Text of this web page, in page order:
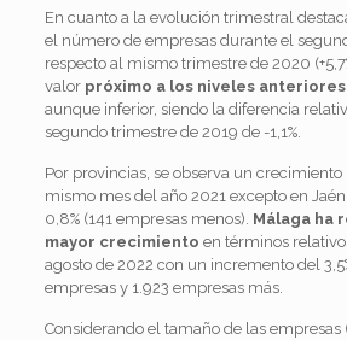
En cuanto a la evolución trimestral
el número de empresas durante el
respecto al mismo trimestre de 2020
valor próximo a los niveles anteriores
aunque inferior, siendo la diferencia
segundo trimestre de 2019 de -1,1%.
Por provincias, se observa un
mismo mes del año 2021 excepto en
0,8% (141 empresas menos). Málaga ha
mayor crecimiento en términos
agosto de 2022 con un incremento del
empresas y 1.923 empresas más.
Considerando el tamaño de las